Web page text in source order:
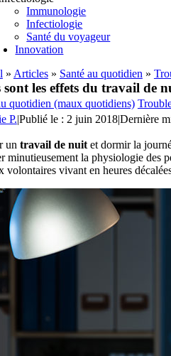
Immunologie
Infectiologie
Santé du voyageur
Innovation
» Articles» Santé au quotidien »
sont les effets du travail de
quotidien (maux quotidiens)
P.|Publié le : 2 juin 2018|Dernière
un travail de nuitet dormir la
minutieusement la physiologie des
volontaires vivant en heures